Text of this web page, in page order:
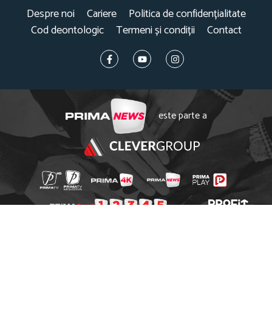
Despre noi Cariere
Politica de confidențialitate
Cod deontologic
Termeni și condiții Contact
este parte a